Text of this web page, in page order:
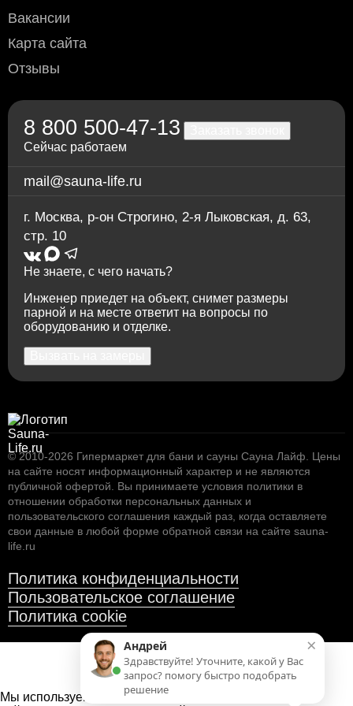
(необходимо уточнить перед доставкой)
Переводом по счёту: для физлиц — через любой
Через приложение Сбербанк онлайн
По счету в отделении любого банка
Вакансии
Карта сайта
Отзывы
8 800 500-47-13
Сейчас работаем
mail@sauna-life.ru
г. Москва, р-он Строгино, 2-я Лыковская, д. 63,
стр. 10
Не знаете, с чего начать?
Инженер приедет на объект, снимет размеры
парной и на месте ответит на вопросы по
оборудованию и отделке.
© 2010-2026 Гипермаркет для бани и сауны Сауна Лайф. Цены
на сайте носят информационный характер и не являются
публичной офертой. Вы принимаете условия политики в
отношении обработки персональных данных и
пользовательского соглашения каждый раз, когда оставляете
свои данные в любой форме обратной связи на сайте sauna-
life.ru
Политика конфиденциальности
Пользовательское соглашение
Политика cookie
Мы используем файлы cookies
×
Андрей
Здравствуйте! Уточните, какой у Вас
запрос? помогу быстро подобрать
решение